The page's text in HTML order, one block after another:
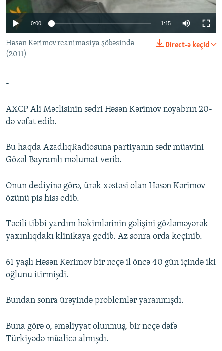
İNFOQRAFIKA
KARIKATURA
AZƏRBAYCAN ƏDƏBIYYATI KITABXANASI
İSLAM VƏ DEMOKRATIYA
İZ - MƏDƏNIYYƏT PROQRAMI
MISSIYAMIZ
PEŞƏ ETIKASI VƏ JURNALISTIKA STANDARTLARIMIZ
MATERIALLARIMIZDAN ISTIFADƏ
BIZI IZLƏ
0:00 1:15
Direct-ə keçid
Həsən Kərimov reanimasiya şöbəsində
(2011)
-
AXCP Ali Məclisinin sədri Həsən Kərimov noyabrın 20-
də vəfat edib.
Bu haqda AzadlıqRadiosuna partiyanın sədr müavini
Gözəl Bayramlı məlumat verib.
Onun dediyinə görə, ürək xəstəsi olan Həsən Kərimov
özünü pis hiss edib.
Təcili tibbi yardım həkimlərinin gəlişini gözləməyərək
yaxınlıqdakı klinikaya gedib. Az sonra orda keçinib.
61 yaşlı Həsən Kərimov bir neçə il öncə 40 gün içində iki
oğlunu itirmişdi.
Bundan sonra ürəyində problemlər yaranmışdı.
Buna görə o, əməliyyat olunmuş, bir neçə dəfə
Türkiyədə müalicə almışdı.